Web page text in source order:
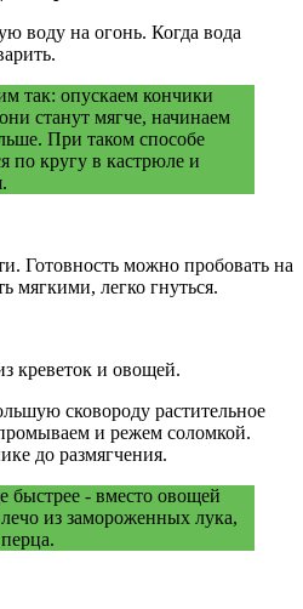
воду на огонь. Когда вода
так: опускаем кончики
станут мягче, начинаем
При таком способе
по кругу в кастрюле и
Готовность можно пробовать на
мягкими, легко гнуться.
креветок и овощей.
сковороду растительное
и режем соломкой.
до размягчения.
- вместо овощей
из замороженных лука,